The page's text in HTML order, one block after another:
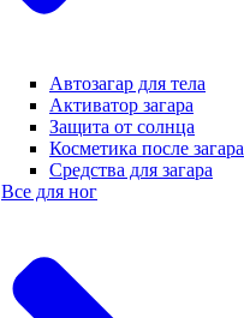
Автозагар для тела
Активатор загара
Защита от солнца
Косметика после загара
Средства для загара
Все для ног